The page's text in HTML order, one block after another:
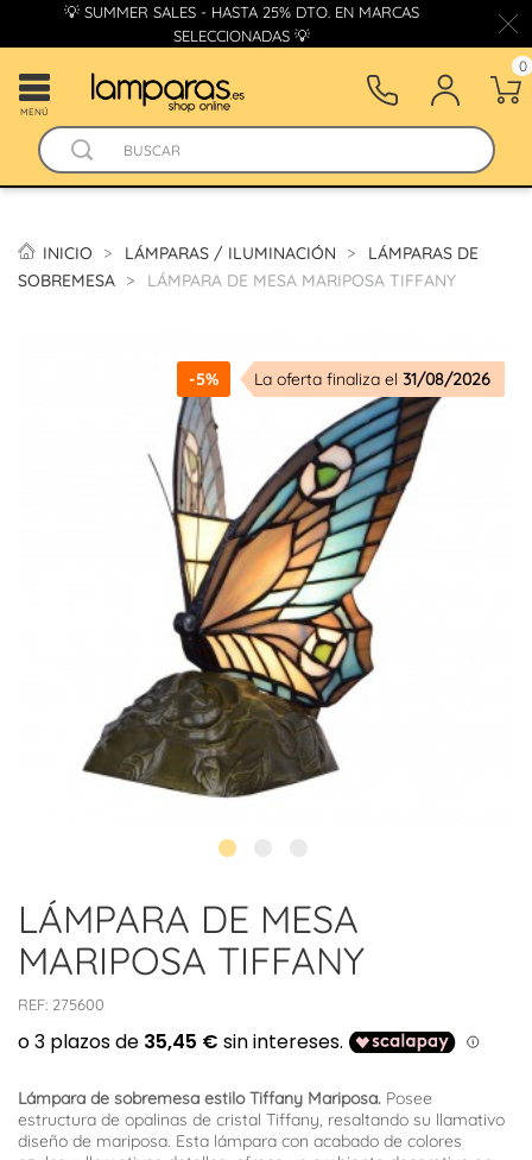
💡 SUMMER SALES - HASTA 25% DTO. EN MARCAS
SELECCIONADAS 💡
MENÚ
0
INICIO LÁMPARAS / ILUMINACIÓN
LÁMPARAS DE
SOBREMESA
LÁMPARA DE MESA MARIPOSA TIFFANY
-5% La oferta finaliza el 31/08/2026
LÁMPARA DE MESA
MARIPOSA TIFFANY
REF: 275600
Lámpara de sobremesa estilo Tiffany Mariposa. Posee
estructura de opalinas de cristal Tiffany, resaltando su llamativo
diseño de mariposa. Esta lámpara con acabado de colores